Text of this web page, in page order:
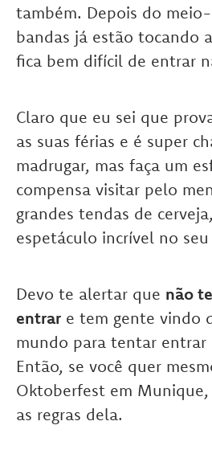
também. Depois do
bandas já estão tocando
fica bem difícil de entrar
Claro que eu sei que
as suas férias e é super
madrugar, mas faça um
compensa visitar pelo
grandes tendas de
espetáculo incrível no
Devo te alertar que não
entrar e tem gente vindo
mundo para tentar entrar
Então, se você quer
Oktoberfest em
as regras dela.